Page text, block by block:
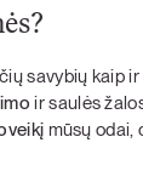
savybių kaip
ir saulės
mūsų odai,